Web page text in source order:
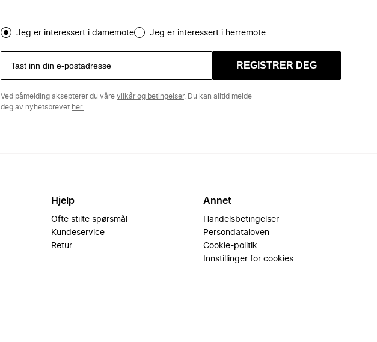
Jeg er interessert i damemote Jeg er interessert i herremote
REGISTRER DEG
Ved påmelding aksepterer du våre vilkår og betingelser. Du kan alltid melde
deg av nyhetsbrevet her.
Hjelp
Ofte stilte spørsmål
Kundeservice
Retur
Annet
Handelsbetingelser
Persondataloven
Cookie-politik
Innstillinger for cookies